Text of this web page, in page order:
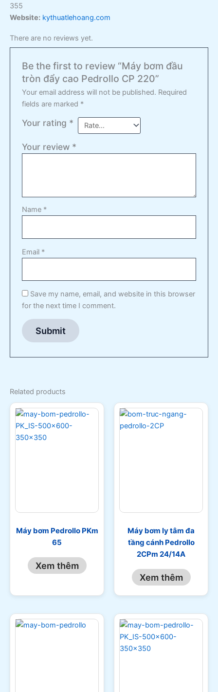
355
Website: kythuatlehoang.com
There are no reviews yet.
Be the first to review “Máy bơm đầu
tròn đẩy cao Pedrollo CP 220”
Your email address will not be published. Required
fields are marked *
Your rating *
Your review *
Name *
Email *
Save my name, email, and website in this browser
for the next time I comment.
Related products
Máy bơm Pedrollo PKm
65
Xem thêm
Máy bơm ly tâm đa
tầng cánh Pedrollo
2CPm 24/14A
Xem thêm